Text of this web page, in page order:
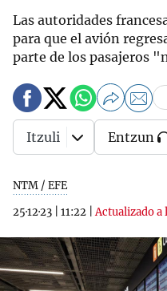
Las autoridades
para que el avión
parte de los pasajeros
NTM / EFE
25·12·23
11:22 |Actualizado a
Itzuli Entzun